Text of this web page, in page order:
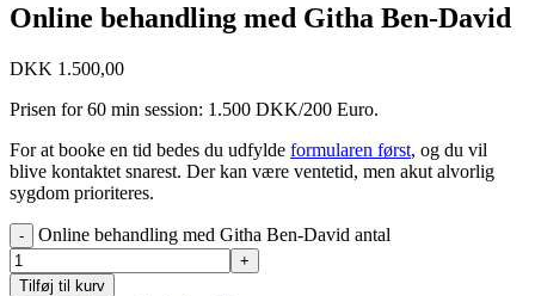
Online behandling med Githa Ben-David
DKK 1.500,00
Prisen for 60 min session: 1.500 DKK/200 Euro.
For at booke en tid bedes du udfylde formularen først, og du vil
blive kontaktet snarest. Der kan være ventetid, men akut alvorlig
sygdom prioriteres.
Online behandling med Githa Ben-David antal
Tilføj til kurv